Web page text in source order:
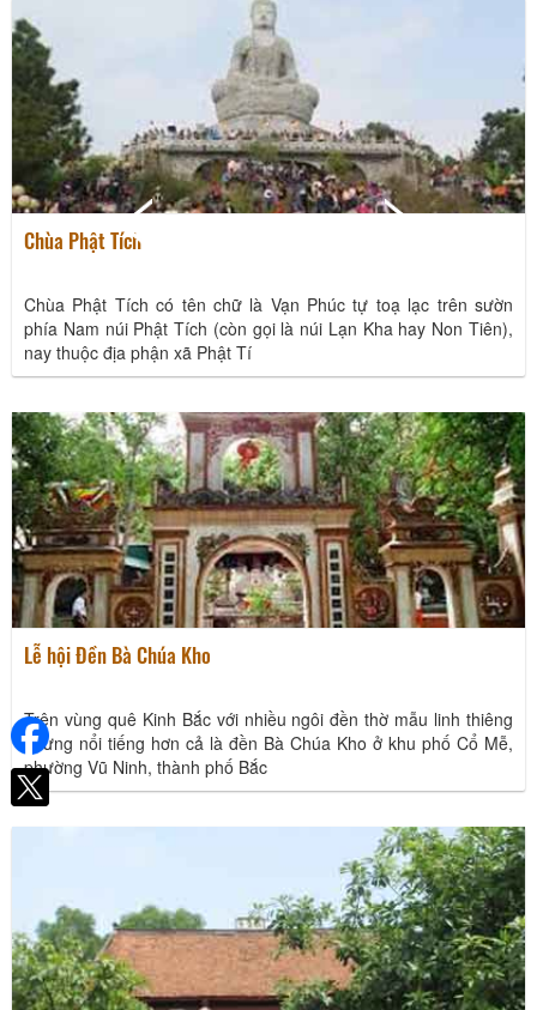
Lễ đón bằng công nhận Quần thể di tích và danh thắng Yên Tử - Vĩnh Nghiêm - Côn
Sơn, Kiếp Bạc là Di sản văn hoá thế giới
22/12/2025
Làng cổ Thổ Hà, nét ẩm thực xưa và nét thiêng của đình, chùa
19/12/2025
Chùa Phật Tích
Chùa Phật Tích có tên chữ là Vạn Phúc tự toạ lạc trên sườn
phía Nam núi Phật Tích (còn gọi là núi Lạn Kha hay Non Tiên),
nay thuộc địa phận xã Phật Tí
Lễ hội Đền Bà Chúa Kho
Trên vùng quê Kinh Bắc với nhiều ngôi đền thờ mẫu linh thiêng
nhưng nổi tiếng hơn cả là đền Bà Chúa Kho ở khu phố Cổ Mễ,
phường Vũ Ninh, thành phố Bắc